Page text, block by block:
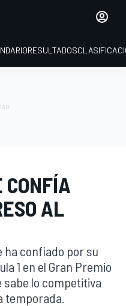
RESULTADOS
CONFÍA
AL
ha confiado por su
1 en el Gran Premio
sabe lo competitiva
temporada.